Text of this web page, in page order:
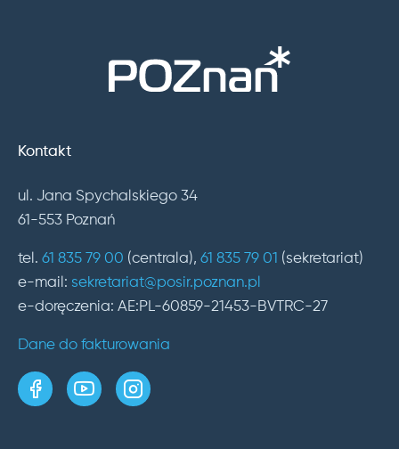
Kontakt
ul. Jana Spychalskiego 34
61-553 Poznań
tel. 61 835 79 00 (centrala), 61 835 79 01 (sekretariat)
e-mail: sekretariat@posir.poznan.pl
e-doręczenia: AE:PL-60859-21453-BVTRC-27
Dane do fakturowania
strona w serwisie Facebook
kanał w serwisie YouTube
profil w serwisie Instagram